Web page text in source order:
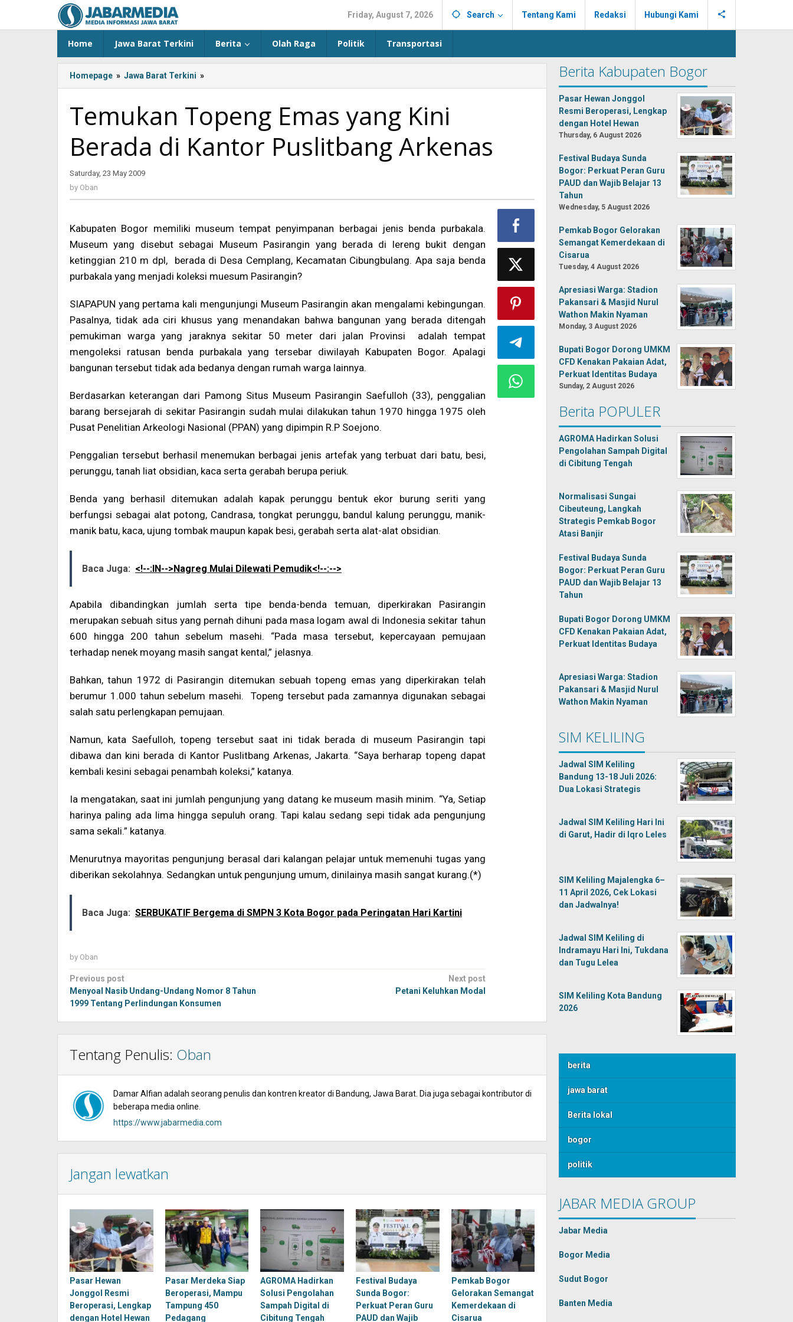
content
Friday, August 7, 2026 Search Tentang Kami Redaksi Hubungi Kami
Home Jawa Barat Terkini Berita Olah Raga Politik Transportasi
Homepage » Jawa Barat Terkini »
-:IN-
>Temukan
Topeng
yang
Kantor
Arkenas<!-
-
>
Temukan Topeng Emas yang Kini
Berada di Kantor Puslitbang Arkenas
Saturday, 23 May 2009
by Oban
Kabupaten Bogor memiliki museum tempat penyimpanan berbagai jenis benda purbakala.
Museum yang disebut sebagai Museum Pasirangin yang berada di lereng bukit dengan
ketinggian 210 m dpl, berada di Desa Cemplang, Kecamatan Cibungbulang. Apa saja benda
purbakala yang menjadi koleksi muesum Pasirangin?
SIAPAPUN yang pertama kali mengunjungi Museum Pasirangin akan mengalami kebingungan.
Pasalnya, tidak ada ciri khusus yang menandakan bahwa bangunan yang berada ditengah
pemukiman warga yang jaraknya sekitar 50 meter dari jalan Provinsi adalah tempat
mengoleksi ratusan benda purbakala yang tersebar diwilayah Kabupaten Bogor. Apalagi
bangunan tersebut tidak ada bedanya dengan rumah warga lainnya.
Berdasarkan keterangan dari Pamong Situs Museum Pasirangin Saefulloh (33), penggalian
barang bersejarah di sekitar Pasirangin sudah mulai dilakukan tahun 1970 hingga 1975 oleh
Pusat Penelitian Arkeologi Nasional (PPAN) yang dipimpin R.P Soejono.
Penggalian tersebut berhasil menemukan berbagai jenis artefak yang terbuat dari batu, besi,
perunggu, tanah liat obsidian, kaca serta gerabah berupa periuk.
Benda yang berhasil ditemukan adalah kapak perunggu bentuk ekor burung seriti yang
berfungsi sebagai alat potong, Candrasa, tongkat perunggu, bandul kalung perunggu, manik-
manik batu, kaca, ujung tombak maupun kapak besi, gerabah serta alat-alat obsidian.
Baca Juga: <!--:IN-->Nagreg Mulai Dilewati Pemudik<!--:-->
Apabila dibandingkan jumlah serta tipe benda-benda temuan, diperkirakan Pasirangin
merupakan sebuah situs yang pernah dihuni pada masa logam awal di Indonesia sekitar tahun
600 hingga 200 tahun sebelum masehi. “Pada masa tersebut, kepercayaan pemujaan
terhadap nenek moyang masih sangat kental,” jelasnya.
Bahkan, tahun 1972 di Pasirangin ditemukan sebuah topeng emas yang diperkirakan telah
berumur 1.000 tahun sebelum masehi. Topeng tersebut pada zamannya digunakan sebagai
salah satu perlengkapan pemujaan.
Namun, kata Saefulloh, topeng tersebut saat ini tidak berada di museum Pasirangin tapi
dibawa dan kini berada di Kantor Puslitbang Arkenas, Jakarta. “Saya berharap topeng dapat
kembali kesini sebagai penambah koleksi,” katanya.
Ia mengatakan, saat ini jumlah pengunjung yang datang ke museum masih minim. “Ya, Setiap
harinya paling ada lima hingga sepuluh orang. Tapi kalau sedang sepi tidak ada pengunjung
sama sekali.” katanya.
Menurutnya mayoritas pengunjung berasal dari kalangan pelajar untuk memenuhi tugas yang
diberikan sekolahnya. Sedangkan untuk pengunjung umum, dinilainya masih sangat kurang.(*)
Baca Juga: SERBUKATIF Bergema di SMPN 3 Kota Bogor pada Peringatan Hari Kartini
by Oban
Post
navigation
Previous post
Menyoal Nasib Undang-Undang Nomor 8 Tahun
1999 Tentang Perlindungan Konsumen
Next post
Petani Keluhkan Modal
Tentang Penulis: Oban
Damar Alfian adalah seorang penulis dan kontren kreator di Bandung, Jawa Barat. Dia juga sebagai kontributor di
beberapa media online.
https://www.jabarmedia.com
Jangan lewatkan
Pasar Hewan
Jonggol Resmi
Beroperasi, Lengkap
dengan Hotel Hewan
Pasar Merdeka Siap
Beroperasi, Mampu
Tampung 450
Pedagang
AGROMA Hadirkan
Solusi Pengolahan
Sampah Digital di
Cibitung Tengah
Festival Budaya
Sunda Bogor:
Perkuat Peran Guru
PAUD dan Wajib
Pemkab Bogor
Gelorakan Semangat
Kemerdekaan di
Cisarua
Berita Kabupaten Bogor
Pasar Hewan Jonggol
Resmi Beroperasi, Lengkap
dengan Hotel Hewan
Thursday, 6 August 2026
Festival Budaya Sunda
Bogor: Perkuat Peran Guru
PAUD dan Wajib Belajar 13
Tahun
Wednesday, 5 August 2026
Pemkab Bogor Gelorakan
Semangat Kemerdekaan di
Cisarua
Tuesday, 4 August 2026
Apresiasi Warga: Stadion
Pakansari & Masjid Nurul
Wathon Makin Nyaman
Monday, 3 August 2026
Bupati Bogor Dorong UMKM
CFD Kenakan Pakaian Adat,
Perkuat Identitas Budaya
Sunday, 2 August 2026
Berita POPULER
AGROMA Hadirkan Solusi
Pengolahan Sampah Digital
di Cibitung Tengah
Normalisasi Sungai
Cibeuteung, Langkah
Strategis Pemkab Bogor
Atasi Banjir
Festival Budaya Sunda
Bogor: Perkuat Peran Guru
PAUD dan Wajib Belajar 13
Tahun
Bupati Bogor Dorong UMKM
CFD Kenakan Pakaian Adat,
Perkuat Identitas Budaya
Apresiasi Warga: Stadion
Pakansari & Masjid Nurul
Wathon Makin Nyaman
SIM KELILING
Jadwal SIM Keliling
Bandung 13-18 Juli 2026:
Dua Lokasi Strategis
Jadwal SIM Keliling Hari Ini
di Garut, Hadir di Iqro Leles
SIM Keliling Majalengka 6–
11 April 2026, Cek Lokasi
dan Jadwalnya!
Jadwal SIM Keliling di
Indramayu Hari Ini, Tukdana
dan Tugu Lelea
SIM Keliling Kota Bandung
2026
berita
jawa barat
Berita lokal
bogor
politik
JABAR MEDIA GROUP
Jabar Media
Bogor Media
Sudut Bogor
Banten Media